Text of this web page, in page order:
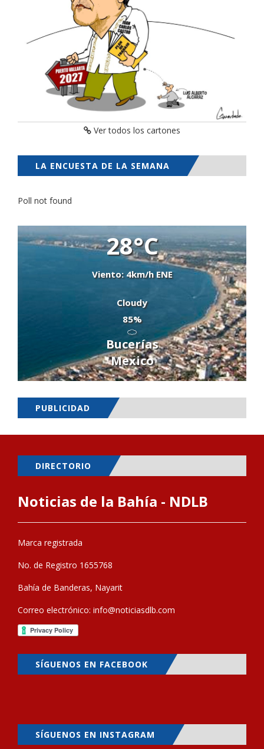
Ver todos los cartones
LA ENCUESTA DE LA SEMANA
Poll not found
28°C
Viento: 4km/h ENE
Cloudy
85%
Bucerías
Mexico
PUBLICIDAD
DIRECTORIO
Noticias de la Bahía - NDLB
Marca registrada
No. de Registro 1655768
Bahía de Banderas, Nayarit
Correo electrónico: info@noticiasdlb.com
SÍGUENOS EN FACEBOOK
SÍGUENOS EN INSTAGRAM